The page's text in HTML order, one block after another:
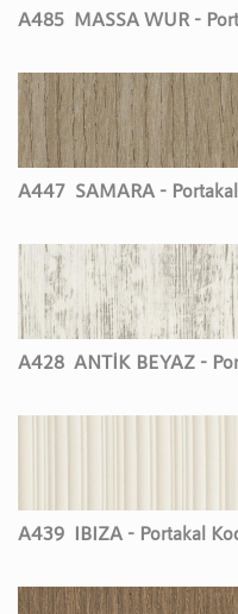
A485 MASSA WUR -
A447 SAMARA -
A428 ANTİK BEYAZ -
A439 IBIZA - Portakal